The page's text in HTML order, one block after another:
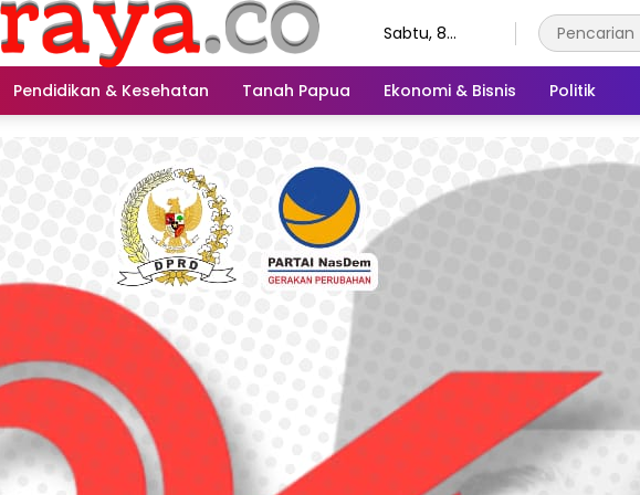
Sabtu, 8
Pendidikan & Kesehatan Tanah Papua Ekonomi & Bisnis Politik